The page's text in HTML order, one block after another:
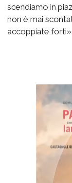
scendiamo in
non è mai
accoppiate forti».